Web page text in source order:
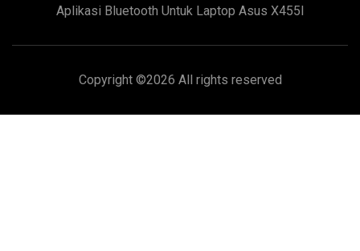
Aplikasi Bluetooth Untuk Laptop Asus X455l
Copyright ©2026 All rights reserved